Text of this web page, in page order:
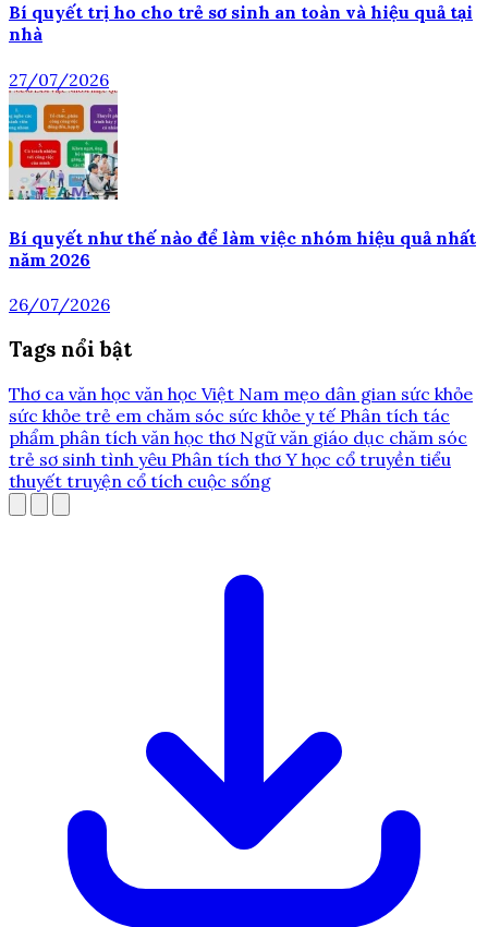
Bí quyết trị ho cho trẻ sơ sinh an toàn và hiệu quả tại
nhà
27/07/2026
Bí quyết như thế nào để làm việc nhóm hiệu quả nhất
năm 2026
26/07/2026
Tags nổi bật
Thơ ca văn học văn học Việt Nam mẹo dân gian sức khỏe
sức khỏe trẻ em chăm sóc sức khỏe y tế Phân tích tác
phẩm phân tích văn học thơ Ngữ văn giáo dục chăm sóc
trẻ sơ sinh tình yêu Phân tích thơ Y học cổ truyền tiểu
thuyết truyện cổ tích cuộc sống